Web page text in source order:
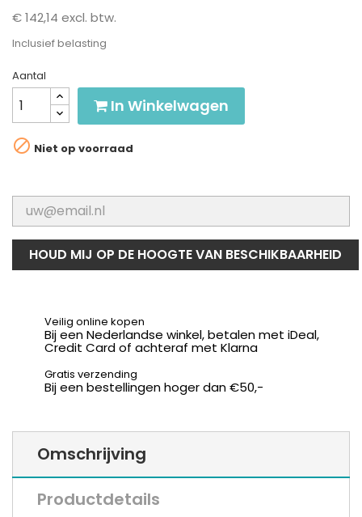
€ 142,14 excl. btw.
Inclusief belasting
Aantal
In Winkelwagen
 Niet op voorraad
HOUD MIJ OP DE HOOGTE VAN BESCHIKBAARHEID
Veilig online kopen
Bij een Nederlandse winkel, betalen met iDeal,
Credit Card of achteraf met Klarna
Gratis verzending
Bij een bestellingen hoger dan €50,-
Omschrijving
Productdetails